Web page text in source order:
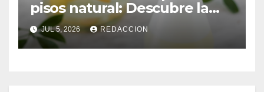
pisos natural: Descubre la
mezcla efectiva para eliminar
el mal olor
JUL 5, 2026 REDACCION